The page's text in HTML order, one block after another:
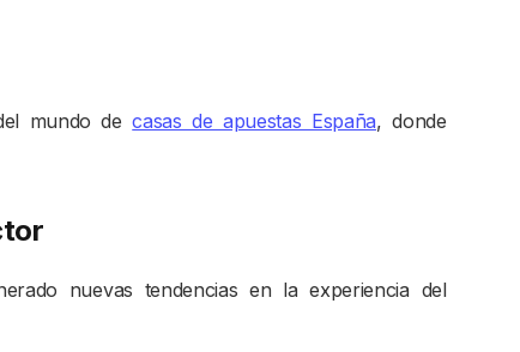
mundo de casas de apuestas España, donde
nuevas tendencias en la experiencia del